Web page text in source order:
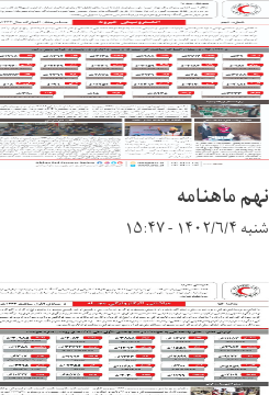
نهم ماهنامه
شنبه ۱۴۰۲/۶/۴ - ۱۵:۴۷